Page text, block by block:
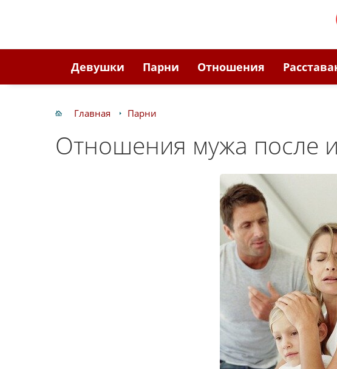
Девушки Парни Отношения
Главная Парни
Отношения мужа после